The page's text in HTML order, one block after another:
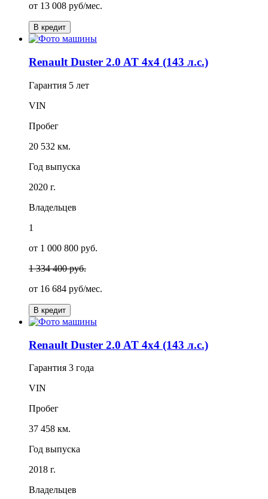
от 13 008 руб/мес.
В кредит
Renault Duster 2.0 AT 4x4 (143 л.с.)
Гарантия 5 лет
VIN
Пробег
20 532 км.
Год выпуска
2020 г.
Владельцев
1
от 1 000 800 руб.
1 334 400 руб.
от 16 684 руб/мес.
В кредит
Renault Duster 2.0 AT 4x4 (143 л.с.)
Гарантия 3 года
VIN
Пробег
37 458 км.
Год выпуска
2018 г.
Владельцев